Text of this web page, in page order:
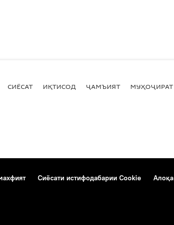
СИЁСАТ ИҚТИСОД ҶАМЪИЯТ МУҲОҶИРАТ
Сиёсати истифодабарии Cookie Алоқа